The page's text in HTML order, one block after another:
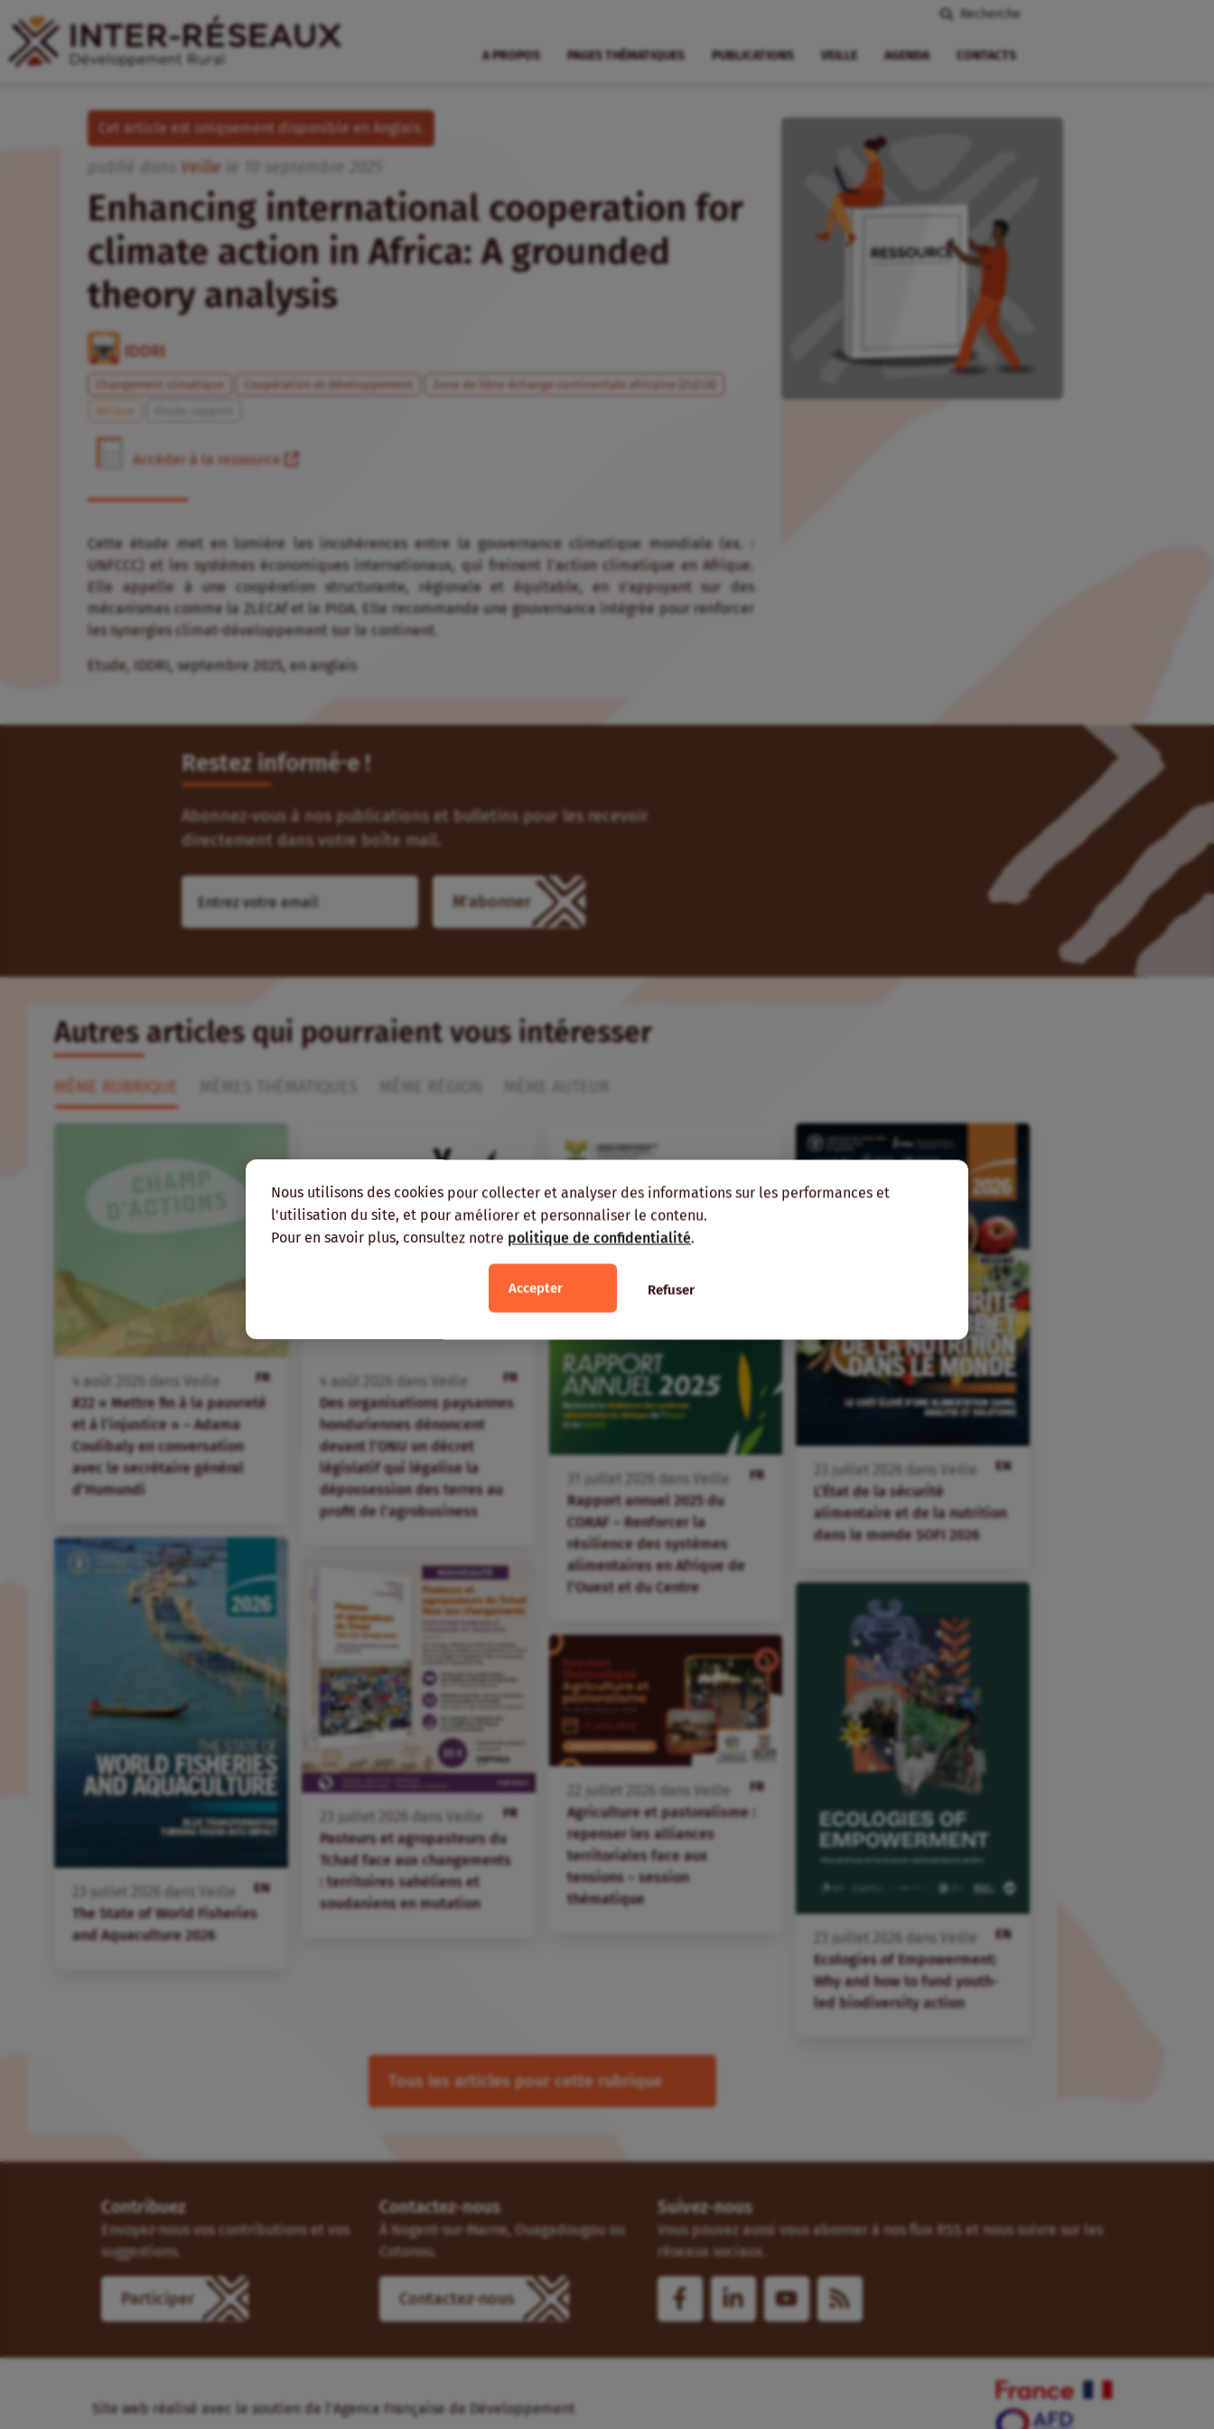
Nous utilisons des cookies pour collecter et analyser des informations sur les performances et
l'utilisation du site, et pour améliorer et personnaliser le contenu.
Pour en savoir plus, consultez notre politique de confidentialité.
Accepter Refuser
Recherche
A PROPOS PAGES THÉMATIQUES PUBLICATIONS VEILLE AGENDA CONTACTS
Cet article est uniquement disponible en Anglais.
Veille
Enhancing international cooperation for
climate action in Africa: A grounded
theory analysis
IDDRI
Changement climatique Coopération et développement
Zone de libre-échange continentale africaine (ZLECA)
Afrique
Accéder à la ressource
Cette étude met en lumière les incohérences entre la gouvernance climatique mondiale (ex. :
UNFCCC) et les systèmes économiques internationaux, qui freinent l’action climatique en Afrique.
Elle appelle à une coopération structurante, régionale et équitable, en s’appuyant sur des
mécanismes comme la ZLECAf et le PIDA. Elle recommande une gouvernance intégrée pour renforcer
les synergies climat-développement sur le continent.
Etude, IDDRI, septembre 2025, en anglais
Restez informé⸱e !
Abonnez-vous à nos publications et bulletins pour les recevoir
directement dans votre boîte mail.
Autres articles qui pourraient vous intéresser
MÊME RUBRIQUE
FR
4 août dans
Veille
#22 « Mettre fin à la pauvreté
et à l’injustice » – Adama
Coulibaly en conversation
avec le secrétaire général
d’Humundi
FR
4 août dans Veille
Des organisations paysannes
honduriennes dénoncent
devant l’ONU un décret
législatif qui légalise la
dépossession des terres au
profit de l’agrobusiness
FR
juillet dans
Veille
Rapport annuel 2025 du
CORAF – Renforcer la
résilience des systèmes
alimentaires en Afrique de
l’Ouest et du Centre
EN
juillet dans
Veille
L’État de la sécurité
alimentaire et de la nutrition
dans le monde SOFI 2026
EN
juillet dans
Veille
The State of World Fisheries
and Aquaculture 2026
FR
juillet dans
Veille
Pasteurs et agropasteurs du
Tchad face aux changements
: territoires sahéliens et
soudaniens en mutation
EN
juillet dans Veille
Ecologies of Empowerment:
Why and how to fund youth-
led biodiversity action
FR
juillet dans Veille
Agriculture et pastoralisme :
repenser les alliances
territoriales face aux
tensions – session
thématique
Tous les articles pour cette rubrique
Contribuez
Envoyez-nous vos contributions et vos
suggestions.
Participer
Contactez-nous
À Nogent-sur-Marne, Ouagadougou ou
Cotonou.
Contactez-nous
Suivez-nous
Vous pouvez aussi vous abonner à nos flux RSS et nous suivre sur les
réseaux sociaux.
Site web réalisé avec le soutien de l’Agence Française de Développement